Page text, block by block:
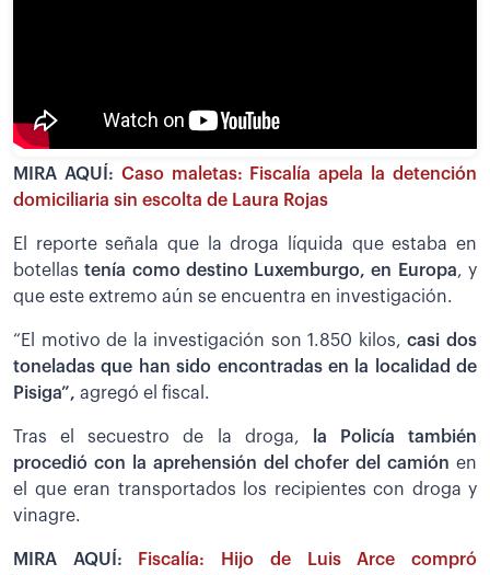
MIRA AQUÍ: Caso maletas: Fiscalía apela la detención
domiciliaria sin escolta de Laura Rojas
El reporte señala que la droga líquida que estaba en
botellas tenía como destino Luxemburgo, en Europa, y
que este extremo aún se encuentra en investigación.
“El motivo de la investigación son 1.850 kilos, casi dos
toneladas que han sido encontradas en la localidad de
Pisiga”, agregó el fiscal.
Tras el secuestro de la droga,
la Policía también
procedió con la aprehensión del chofer del camión en
el que eran transportados los recipientes con droga y
vinagre.
MIRA AQUÍ:
Fiscalía: Hijo de Luis Arce compró